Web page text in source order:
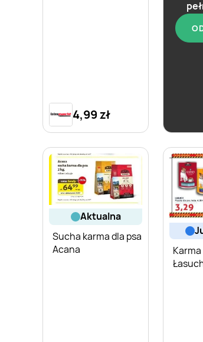
4,99 zł
aktualna
Sucha karma dla psa
Acana